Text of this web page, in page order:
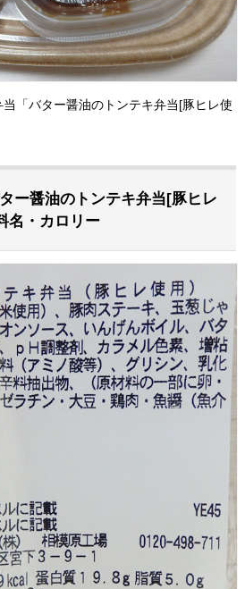
「バター醤油のトンテキ弁当[豚ヒレ使
ー醤油のトンテキ弁当[豚ヒレ
名・カロリー